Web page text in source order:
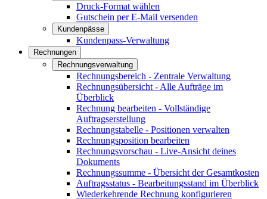
Druck-Format wählen
Gutschein per E-Mail versenden
Kundenpässe
Kundenpass-Verwaltung
Rechnungen
Rechnungsverwaltung
Rechnungsbereich - Zentrale Verwaltung
Rechnungsübersicht - Alle Aufträge im
Überblick
Rechnung bearbeiten - Vollständige
Auftragserstellung
Rechnungstabelle - Positionen verwalten
Rechnungsposition bearbeiten
Rechnungsvorschau - Live-Ansicht deines
Dokuments
Rechnungssumme - Übersicht der Gesamtkosten
Auftragsstatus - Bearbeitungsstand im Überblick
Wiederkehrende Rechnung konfigurieren